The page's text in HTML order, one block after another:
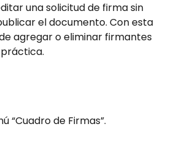
una solicitud de firma sin
el documento. Con esta
agregar o eliminar firmantes
“Cuadro de Firmas”.